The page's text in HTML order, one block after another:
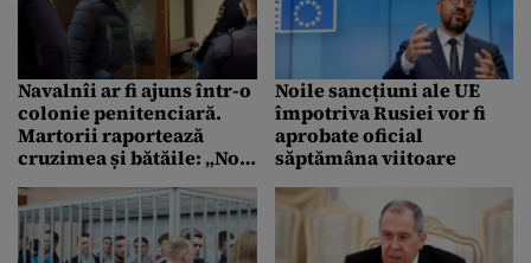
Navalnîi ar fi ajuns într-o
colonie penitenciară.
Martorii raportează
cruzimea și bătăile: „Noii
a se observa dacă rezistă
presiunii sau dacă
cedează imediat”
Noile sancțiuni ale UE
împotriva Rusiei vor fi
aprobate oficial
săptămâna viitoare